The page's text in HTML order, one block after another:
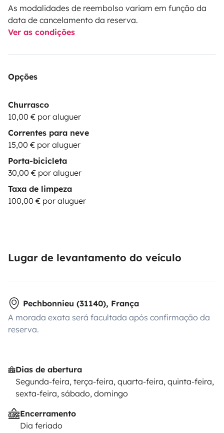
As modalidades de reembolso variam em função da
data de cancelamento da reserva.
Ver as condições
Opções
Churrasco
10,00 € por aluguer
Correntes para neve
15,00 € por aluguer
Porta-bicicleta
30,00 € por aluguer
Taxa de limpeza
100,00 € por aluguer
Lugar de levantamento do veículo
Pechbonnieu (31140), França
A morada exata será facultada após confirmação da
reserva.
Dias de abertura
Segunda-feira, terça-feira, quarta-feira, quinta-feira,
sexta-feira, sábado, domingo
Encerramento
Dia feriado